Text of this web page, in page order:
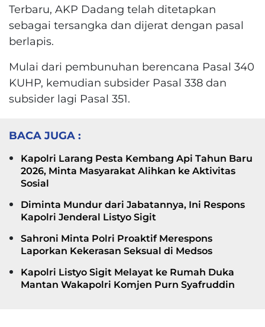
Terbaru, AKP Dadang telah ditetapkan
sebagai tersangka dan dijerat dengan pasal
berlapis.
Mulai dari pembunuhan berencana Pasal 340
KUHP, kemudian subsider Pasal 338 dan
subsider lagi Pasal 351.
BACA JUGA :
Kapolri Larang Pesta Kembang Api Tahun Baru
2026, Minta Masyarakat Alihkan ke Aktivitas
Sosial
Diminta Mundur dari Jabatannya, Ini Respons
Kapolri Jenderal Listyo Sigit
Sahroni Minta Polri Proaktif Merespons
Laporkan Kekerasan Seksual di Medsos
Kapolri Listyo Sigit Melayat ke Rumah Duka
Mantan Wakapolri Komjen Purn Syafruddin